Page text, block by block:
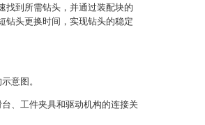
找到所需钻头，并通过装配块的
钻头更换时间，实现钻头的稳定
意图。
、工件夹具和驱动机构的连接关